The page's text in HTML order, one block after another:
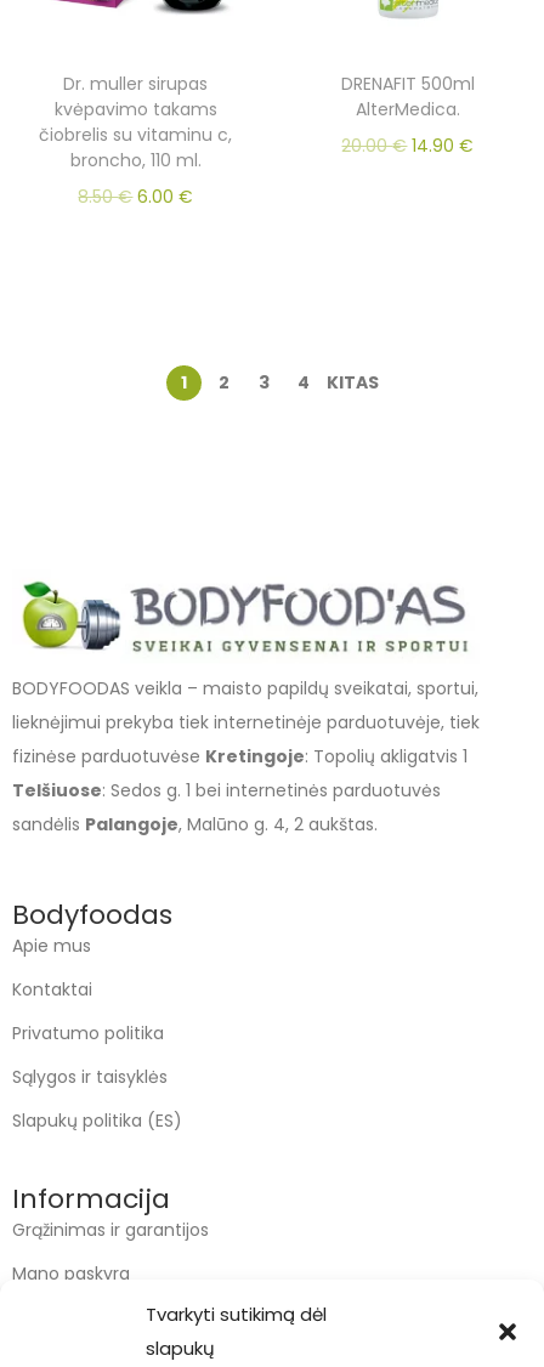
Tvarkyti sutikimą dėl
slapukų
Dr. muller sirupas
kvėpavimo takams
čiobrelis su vitaminu c,
broncho, 110 ml.
8.50€ 6.00€
DRENAFIT 500ml
AlterMedica.
20.00€ 14.90€
1 2 3 4 KITAS
BODYFOODAS veikla – maisto papildų sveikatai, sportui,
lieknėjimui prekyba tiek internetinėje parduotuvėje, tiek
fizinėse parduotuvėse Kretingoje: Topolių akligatvis 1
Telšiuose: Sedos g. 1 bei internetinės parduotuvės
sandėlis Palangoje, Malūno g. 4, 2 aukštas.
Bodyfoodas
Apie mus
Kontaktai
Privatumo politika
Sąlygos ir taisyklės
Slapukų politika (ES)
Informacija
Grąžinimas ir garantijos
Mano paskyra